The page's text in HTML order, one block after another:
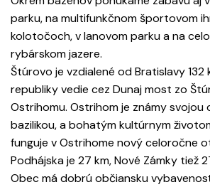
parku, na multifunkčnom športovom
kolotočoch, v lanovom parku a na
rybárskom jazere.
Štúrovo je vzdialené od Bratislavy 132
republiky vedie cez Dunaj most zo
Ostrihomu. Ostrihom je známy svojou
bazilikou, a bohatým kultúrnym
funguje v Ostrihome nový celoročne
Podhájska je 27 km, Nové Zámky tiež
Obec má dobrú občiansku